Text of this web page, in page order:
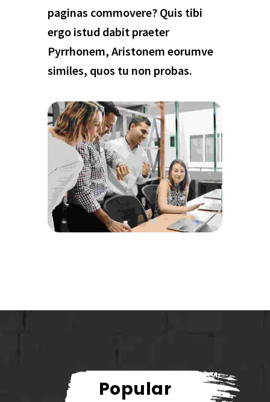
paginas commovere? Quis tibi
ergo istud dabit praeter
Pyrrhonem, Aristonem eorumve
similes, quos tu non probas.
Popular